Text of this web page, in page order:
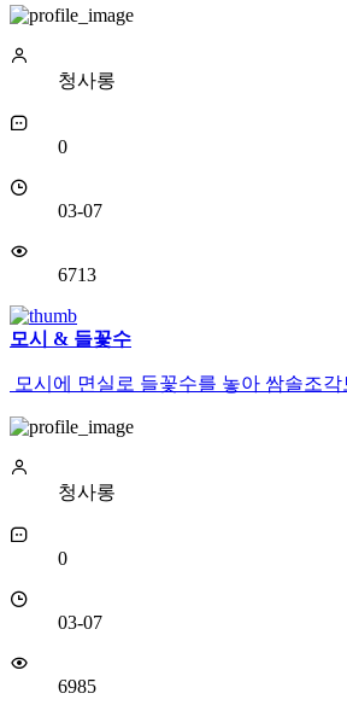
청사롱
0
03-07
6713
모시 & 들꽃수
모시에 면실로 들꽃수를 놓아 쌈솔조
청사롱
0
03-07
6985